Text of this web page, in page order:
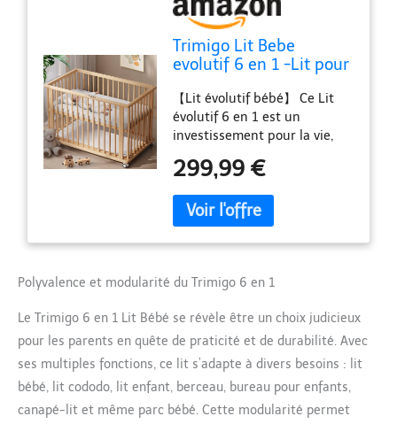
Trimigo Lit Bebe
evolutif 6 en 1 -Lit pour
et Parc,Ardoise,Lit à
barreaux，Bureau,en
Hêtre Massif Naturel,Lit
Bébé (Bois)
【Lit évolutif bébé】 Ce Lit
évolutif 6 en 1 est un
investissement pour la vie,
exceptionnellement longue.
Convertible en Lit cododo, Lit
enfant, Berceau bébé, Bureau
pour enfants, Canapé-lit
enfant et Parc bébé. Il
tétée, en passant par le
jusqu'au dessin et
l'apprentissage devant le
bureau - s'adaptant
parfaitement aux besoins de
développement de 0 à 12 ans.
【Bois massif européen · Sain
299,99 €
Polyvalence et modularité du Trimigo 6 en 1
Le Trimigo 6 en 1 Lit Bébé se révèle être un choix judicieux
pour les parents en quête de praticité et de durabilité. Avec
ses multiples fonctions, ce lit s’adapte à divers besoins : lit
bébé, lit cododo, lit enfant, berceau, bureau pour enfants,
canapé-lit et même parc bébé. Cette modularité permet